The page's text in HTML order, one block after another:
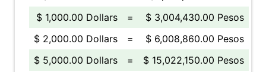
$ 1,000.00 Dollars
=
$ 3,004,430.00 Pesos
$ 2,000.00 Dollars
=
$ 6,008,860.00 Pesos
$ 5,000.00 Dollars
= $ 15,022,150.00 Pesos